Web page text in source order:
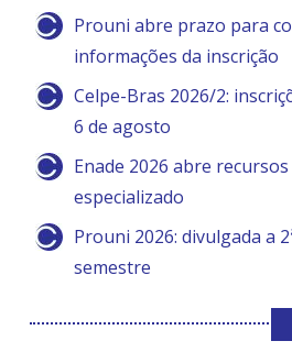
Prouni abre prazo para
informações da inscrição
Celpe-Bras 2026/2:
6 de agosto
Enade 2026 abre
especializado
Prouni 2026: divulgada a
semestre